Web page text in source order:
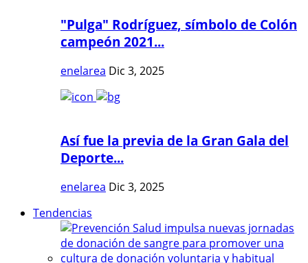
"Pulga" Rodríguez, símbolo de Colón
campeón 2021...
enelarea Dic 3, 2025
Así fue la previa de la Gran Gala del
Deporte...
enelarea Dic 3, 2025
Tendencias